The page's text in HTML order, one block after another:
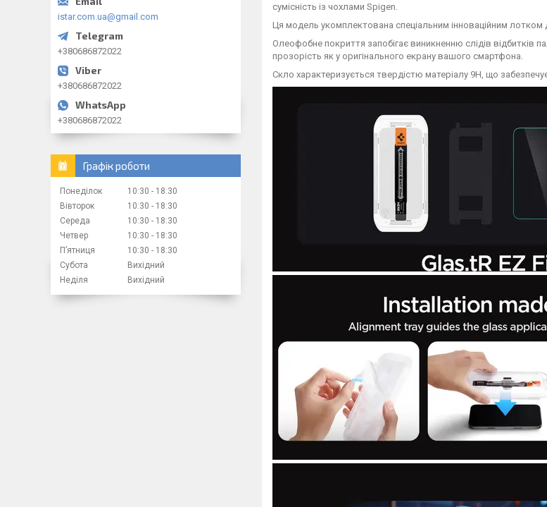
сумісність із чохлами Spigen.
Ця модель укомплектована спеціальним інноваційним
Олеофобне покриття запобігає виникненню слідів відбитків
прозорість як у оригінального екрану вашого смартфона.
Скло характеризується твердістю матеріалу 9H, що
istar.com.ua@gmail.com
+380686872022
+380686872022
+380686872022
Графік роботи
Понеділок 10:30
18:30
Вівторок
10:30
18:30
Середа
10:30
18:30
Четвер
10:30
18:30
Пʼятниця
10:30
18:30
Субота
Вихідний
Неділя
Вихідний